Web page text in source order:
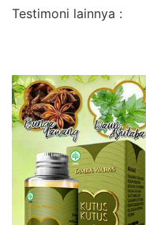
Testimoni lainnya :